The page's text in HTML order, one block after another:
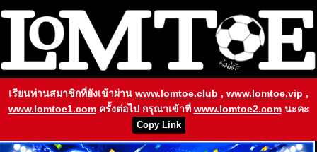
เรียนท่านสมาชิกที่ยังเข้าผ่าน www.lomtoe.club , www.lomtoe.vip ,
www.lomtoe1.com ครั้งต่อไป กรุณาเข้าที่ www.lomtoe2.comนะคะ
Copy Link